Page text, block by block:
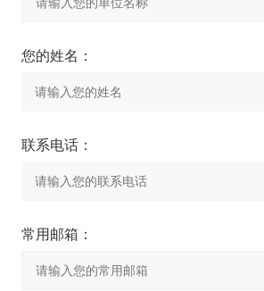
您的姓名：
联系电话：
常用邮箱：